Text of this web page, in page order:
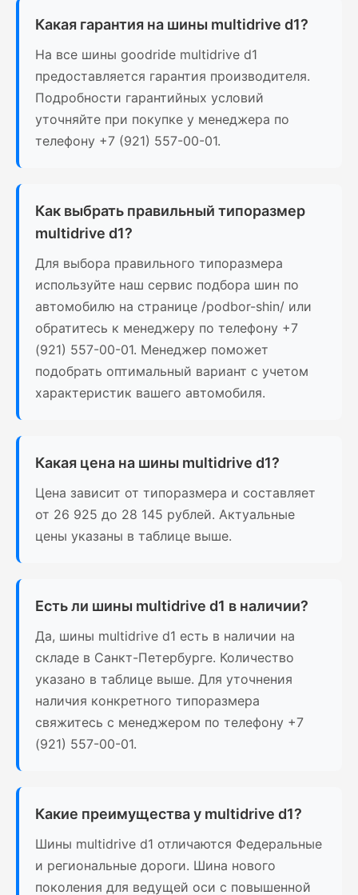
Какая гарантия на шины multidrive d1?
На все шины goodride multidrive d1
предоставляется гарантия производителя.
Подробности гарантийных условий
уточняйте при покупке у менеджера по
телефону +7 (921) 557-00-01.
Как выбрать правильный типоразмер
multidrive d1?
Для выбора правильного типоразмера
используйте наш сервис подбора шин по
автомобилю на странице /podbor-shin/ или
обратитесь к менеджеру по телефону +7
(921) 557-00-01. Менеджер поможет
подобрать оптимальный вариант с учетом
характеристик вашего автомобиля.
Какая цена на шины multidrive d1?
Цена зависит от типоразмера и составляет
от 26 925 до 28 145 рублей. Актуальные
цены указаны в таблице выше.
Есть ли шины multidrive d1 в наличии?
Да, шины multidrive d1 есть в наличии на
складе в Санкт-Петербурге. Количество
указано в таблице выше. Для уточнения
наличия конкретного типоразмера
свяжитесь с менеджером по телефону +7
(921) 557-00-01.
Какие преимущества у multidrive d1?
Шины multidrive d1 отличаются Федеральные
и региональные дороги. Шина нового
поколения для ведущей оси с повышенной